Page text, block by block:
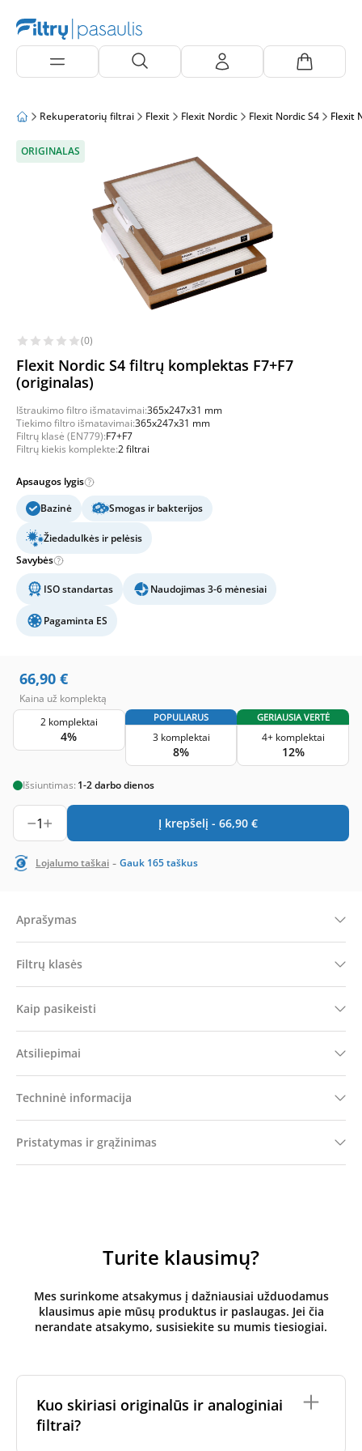
Rekuperatorių filtrai Flexit Flexit Nordic Flexit Nordic S4 Flexit
ORIGINALAS
(0)
Flexit Nordic S4 filtrų komplektas F7+F7
(originalas)
Ištraukimo filtro išmatavimai:365x247x31 mm
Tiekimo filtro išmatavimai:365x247x31 mm
Filtrų klasė (EN779):F7+F7
Filtrų kiekis komplekte:2 filtrai
Apsaugos lygis
Bazinė
Smogas ir bakterijos
Žiedadulkės ir pelėsis
Savybės
ISO standartas Naudojimas 3-6 mėnesiai
Pagaminta ES
66,90 €
Kaina už komplektą
2 komplektai
4%
POPULIARUS
3 komplektai
8%
GERIAUSIA VERTĖ
4+ komplektai
12%
Išsiuntimas: 1-2 darbo dienos
1 Į krepšelį - 66,90 €
Lojalumo taškai - Gauk 165taškus
Aprašymas
Filtrų klasės
Kaip pasikeisti
Atsiliepimai
Techninė informacija
Pristatymas ir grąžinimas
Turite klausimų?
Mes surinkome atsakymus į dažniausiai užduodamus
klausimus apie mūsų produktus ir paslaugas. Jei čia
nerandate atsakymo, susisiekite su mumis tiesiogiai.
Kuo skiriasi originalūs ir analoginiai
filtrai?